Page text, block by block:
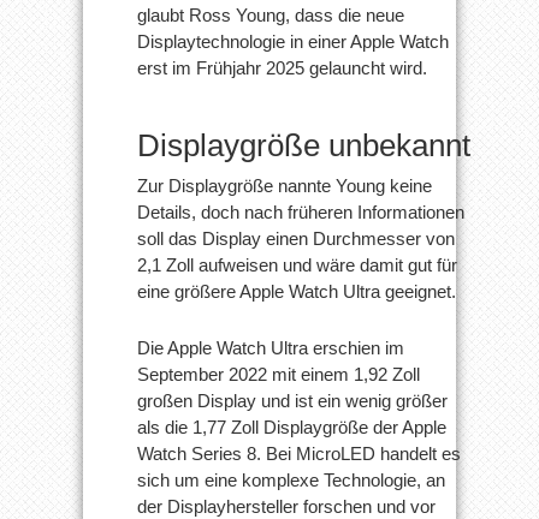
glaubt Ross Young, dass die neue
Displaytechnologie in einer Apple Watch
erst im Frühjahr 2025 gelauncht wird.
Displaygröße unbekannt
Zur Displaygröße nannte Young keine
Details, doch nach früheren Informationen
soll das Display einen Durchmesser von
2,1 Zoll aufweisen und wäre damit gut für
eine größere Apple Watch Ultra geeignet.
Die Apple Watch Ultra erschien im
September 2022 mit einem 1,92 Zoll
großen Display und ist ein wenig größer
als die 1,77 Zoll Displaygröße der Apple
Watch Series 8. Bei MicroLED handelt es
sich um eine komplexe Technologie, an
der Displayhersteller forschen und vor